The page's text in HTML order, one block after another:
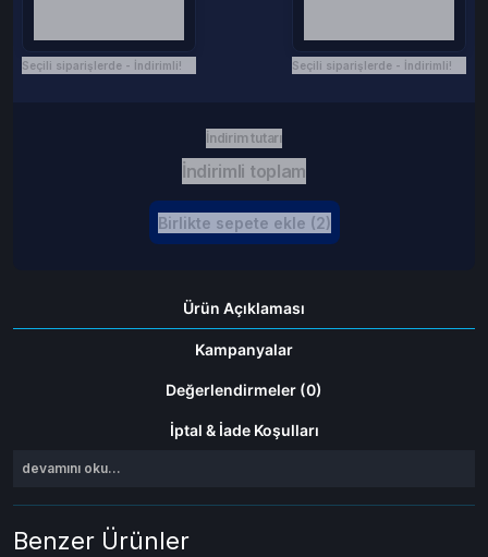
Seçili siparişlerde - İndirimli! Seçili siparişlerde - İndirimli!
İndirim tutarı
İndirimli toplam
Birlikte sepete ekle (2)
Ürün Açıklaması
Kampanyalar
Değerlendirmeler (0)
İptal & İade Koşulları
devamını oku...
Benzer Ürünler